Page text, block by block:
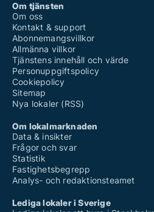
Om tjänsten
Om oss
Kontakt & support
Abonnemangsvillkor
Allmänna villkor
Tjänstens innehåll och värde
Personuppgiftspolicy
Cookiepolicy
Sitemap
Nya lokaler (RSS)
Om lokalmarknaden
Data & insikter
Frågor och svar
Statistik
Fastighetsbegrepp
Analys- och redaktionsteamet
Lediga lokaler i Sverige